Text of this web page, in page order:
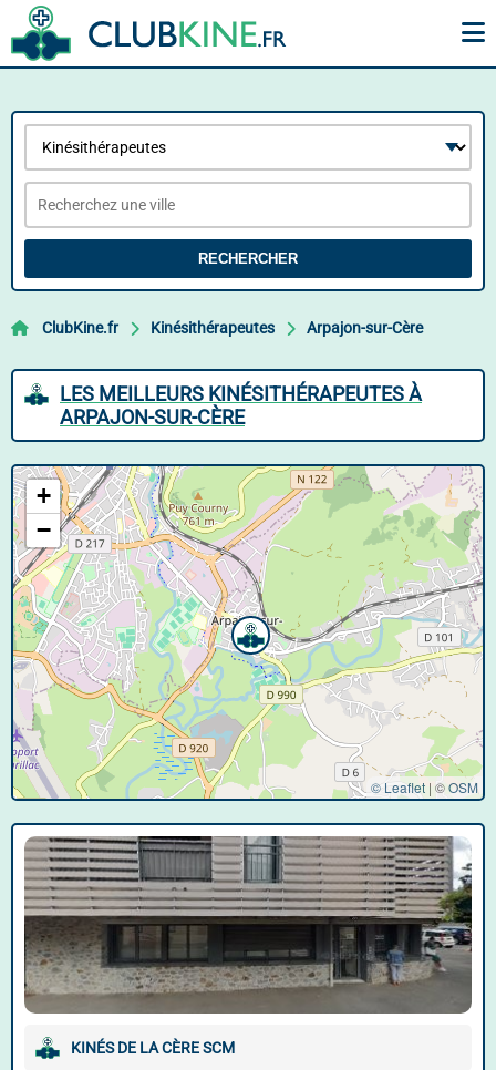
RECHERCHER
ClubKine.fr Kinésithérapeutes Arpajon-sur-Cère
LES MEILLEURS KINÉSITHÉRAPEUTES À
ARPAJON-SUR-CÈRE
+
−
© Leaflet | ©OSM
KINÉS DE LA CÈRE SCM